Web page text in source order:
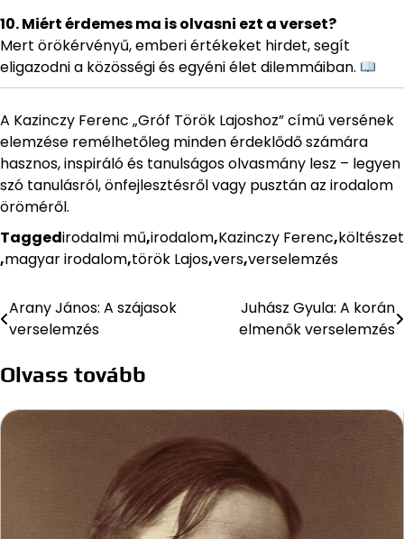
10. Miért érdemes ma is olvasni ezt a verset?
Mert örökérvényű, emberi értékeket hirdet, segít
eligazodni a közösségi és egyéni élet dilemmáiban.
A Kazinczy Ferenc „Gróf Török Lajoshoz” című versének
elemzése remélhetőleg minden érdeklődő számára
hasznos, inspiráló és tanulságos olvasmány lesz – legyen
szó tanulásról, önfejlesztésről vagy pusztán az irodalom
öröméről.
Taggedirodalmi mű,irodalom,Kazinczy Ferenc,költészet
,magyar irodalom,török Lajos,vers,verselemzés
Bejegyzés
Arany János: A szájasok
verselemzés
Juhász Gyula: A korán
elmenők verselemzés
Olvass tovább